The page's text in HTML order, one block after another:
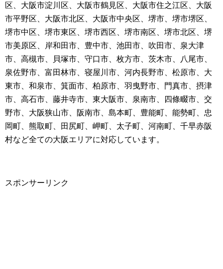
区、大阪市淀川区、大阪市鶴見区、大阪市住之江区、大阪
市平野区、大阪市北区、大阪市中央区、堺市、堺市堺区、
堺市中区、堺市東区、堺市西区、堺市南区、堺市北区、堺
市美原区、岸和田市、豊中市、池田市、吹田市、泉大津
市、高槻市、貝塚市、守口市、枚方市、茨木市、八尾市、
泉佐野市、富田林市、寝屋川市、河内長野市、松原市、大
東市、和泉市、箕面市、柏原市、羽曳野市、門真市、摂津
市、高石市、藤井寺市、東大阪市、泉南市、四條畷市、交
野市、大阪狭山市、阪南市、島本町、豊能町、能勢町、忠
岡町、熊取町、田尻町、岬町、太子町、河南町、千早赤阪
村など全ての大阪エリアに対応しています。
スポンサーリンク